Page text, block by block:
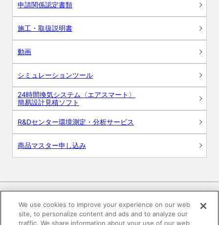
申請関係認定書類
施工・取扱説明書
動画
シミュレーションツール
24時間換気システム〈エアスマート〉
簡易設計見積ソフト
R&Dセンター環境測定・分析サービス
商品マスター申し込み
電子公告 このWEBサイトについて
We use cookies to improve your experience on our web
site, to personalize content and ads and to analyze our
traffic. We share information about your use of our web